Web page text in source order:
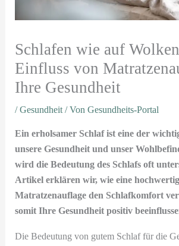
Schlafen wie auf
Einfluss von
Ihre Gesundheit
/Gesundheit/ VonGesundheits-Portal
Ein erholsamer Schlaf ist eine der
unsere Gesundheit und unser
wird die Bedeutung des Schlafs oft
Artikel erklären wir, wie eine
Matratzenauflage den Schlafkomfort
somit Ihre Gesundheit positiv
Die Bedeutung von gutem Schlaf für die